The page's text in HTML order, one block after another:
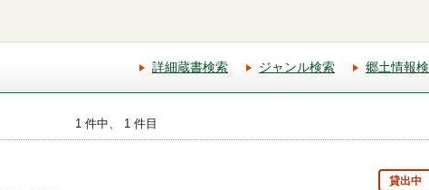
詳細蔵書検索 ジャンル検索 郷土情報
1 件中、 1 件目
貸出中